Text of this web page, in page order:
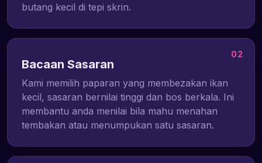
butang kecil di tepi skrin.
02
Bacaan Sasaran
Kami memilih paparan yang membezakan ikan
kecil, sasaran bernilai tinggi dan bos berkala. Ini
membantu anda menilai bila mahu menahan
tembakan atau menumpukan satu sasaran.